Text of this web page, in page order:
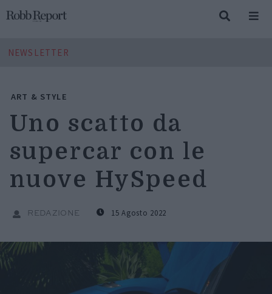
NEWSLETTER
ART & STYLE
Uno scatto da
supercar con le
nuove HySpeed
REDAZIONE 15 Agosto 2022